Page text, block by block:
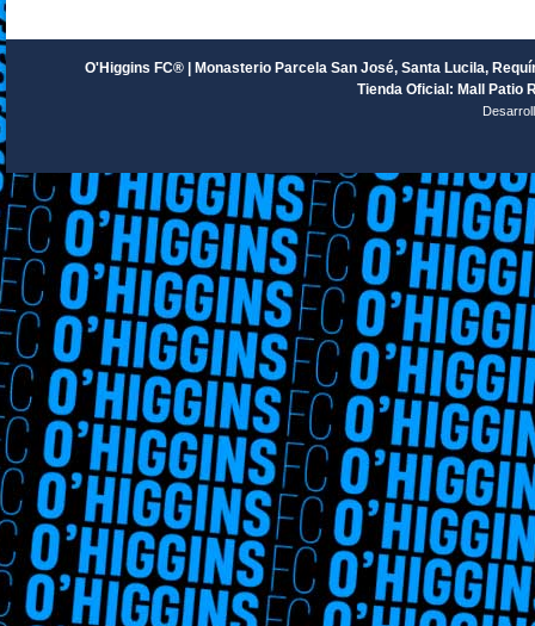
O'Higgins FC® | Monasterio Parcela San José, Santa Lucila,
Tienda Oficial: Mall Patio